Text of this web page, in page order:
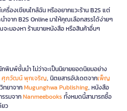
รื่องเขียนใกล้ฉัน หรืออยากแวะร้าน B2S แต่
ำจาก B2S Online มาให้คุณเลือกสรรได้ง่ายๆ
ะมองหา ร้านขายหนังสือ หรือสินค้าอื่นๆ
พิมพ์ชั้นนำ ไม่ว่าจะเป็นนิยายยอดนิยมอย่าง
ศุภวัฒน์ พุกเจริญ, นิตยสารอัปเดตจากเพ็ญ
ทยาจากMugunghwa Publishing, หนังสือ
รมจากNanmeebooks ทั้งหมดนี้สามารถซื้อ
ยว